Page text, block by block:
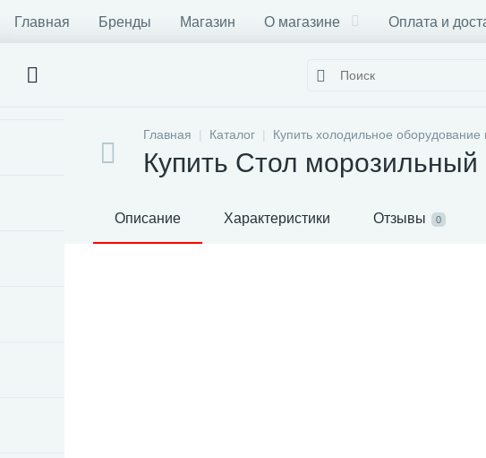
Главная Бренды Магазин О магазине Оплата и
Главная Каталог Купить холодильное
Купить Стол
Описание Характеристики Отзывы 0